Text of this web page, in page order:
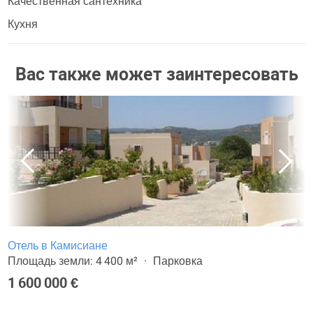
Кухня
Вас также может заинтересовать
Отель в Камисиане
Площадь земли: 4 400 м²
Парковка
1 600 000 €